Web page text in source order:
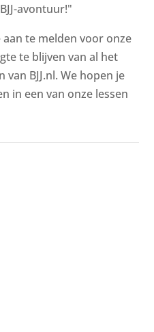
avontuur!"
te melden voor onze
te blijven van al het
BJJ.nl. We hopen je
in een van onze lessen